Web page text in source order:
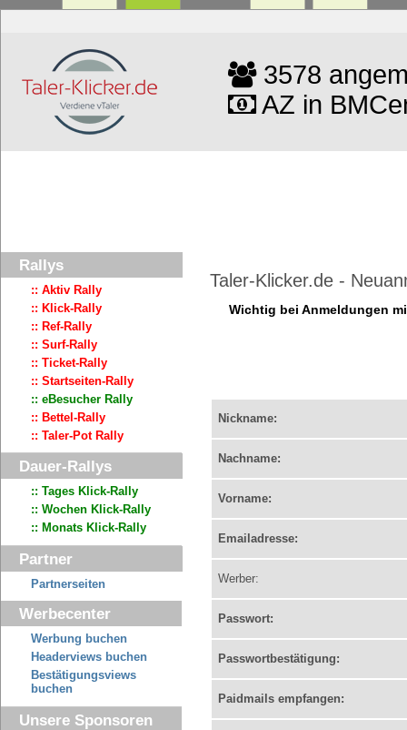
3578
AZ in
Rallys
:: Aktiv Rally
:: Klick-Rally
:: Ref-Rally
:: Surf-Rally
:: Ticket-Rally
:: Startseiten-Rally
:: eBesucher Rally
:: Bettel-Rally
:: Taler-Pot Rally
Dauer-Rallys
:: Tages Klick-Rally
:: Wochen Klick-Rally
:: Monats Klick-Rally
Partner
Partnerseiten
Werbecenter
Werbung buchen
Headerviews buchen
Bestätigungsviews
buchen
Unsere Sponsoren
Taler-Klicker.de -
Wichtig bei Anmeldungen
Nickname:
Nachname:
Vorname:
Emailadresse:
Werber:
Passwort:
Passwortbestätigung:
Paidmails empfangen: